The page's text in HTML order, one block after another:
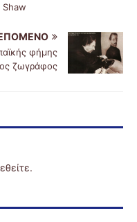
φήμης
ζωγράφος
.